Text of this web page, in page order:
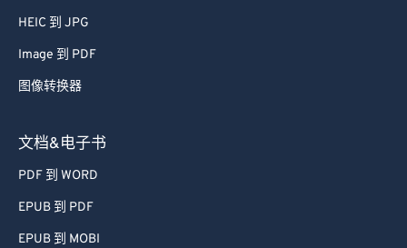
HEIC 到 JPG
Image 到 PDF
图像转换器
文档&电子书
PDF 到 WORD
EPUB 到 PDF
EPUB 到 MOBI